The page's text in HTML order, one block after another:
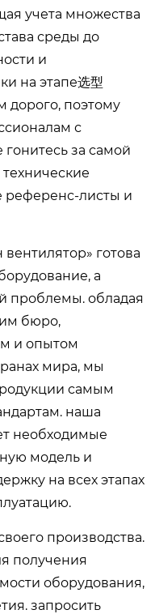
учета множества
среды до
и
на этапе选型
дорого, поэтому
с
за самой
референс-листы и
готова
а
проблемы. обладая
бюро,
и опытом
мира, мы
самым
наша
необходимые
модель и
на всех этапах
производства.
получения
оборудования,
запросить